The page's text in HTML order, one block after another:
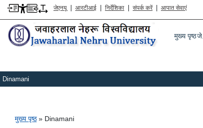
जेएनयू | आरटीआई | निर्देशिका | संपर्क करें | आपात सेवाएं
मुख्य पृष्ठ
Dinamani
पग चिन्ह
मुख्य पृष्ठ Dinamani